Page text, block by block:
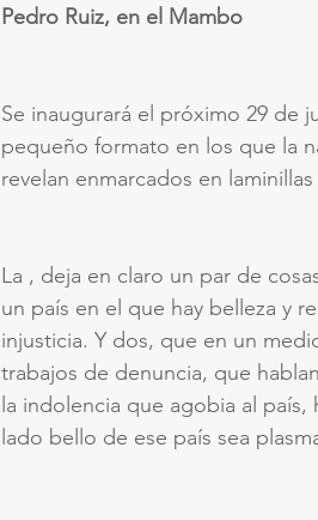
Pedro Ruiz, en el Mambo
Se inaugurará el próximo 29 de
pequeño formato en los que la
revelan enmarcados en
La , deja en claro un par de
un país en el que hay belleza y
injusticia. Y dos, que en un
trabajos de denuncia, que
la indolencia que agobia al
lado bello de ese país sea